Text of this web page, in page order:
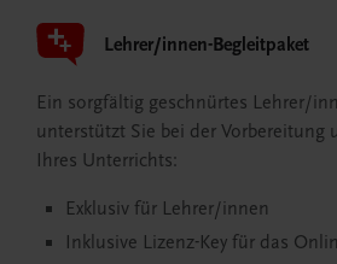
Lehrer/innen-Begleitpaket
Ein sorgfältig geschnürtes Lehrer/
unterstützt Sie bei der Vorbereitung
Ihres Unterrichts:
Exklusiv für Lehrer/innen
Inklusive Lizenz-Key für das